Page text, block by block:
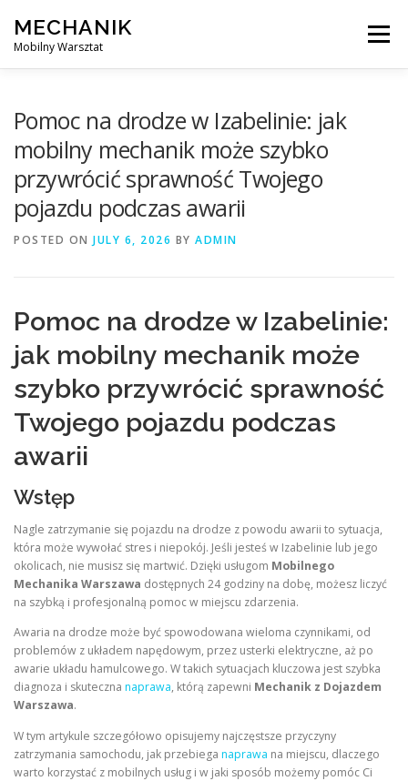
content
MECHANIK
Mobilny Warsztat
Menu
KONTAKT
Pomoc na drodze w Izabelinie: jak
mobilny mechanik może szybko
przywrócić sprawność Twojego
pojazdu podczas awarii
POSTED ON JULY 6, 2026 BY ADMIN
Pomoc na drodze w Izabelinie:
jak mobilny mechanik może
szybko przywrócić sprawność
Twojego pojazdu podczas
awarii
Wstęp
Nagle zatrzymanie się pojazdu na drodze z powodu awarii to sytuacja,
która może wywołać stres i niepokój. Jeśli jesteś w Izabelinie lub jego
okolicach, nie musisz się martwić. Dzięki usługom Mobilnego
Mechanika Warszawa dostępnych 24 godziny na dobę, możesz liczyć
na szybką i profesjonalną pomoc w miejscu zdarzenia.
Awaria na drodze może być spowodowana wieloma czynnikami, od
problemów z układem napędowym, przez usterki elektryczne, aż po
awarie układu hamulcowego. W takich sytuacjach kluczowa jest szybka
diagnoza i skuteczna naprawa, którą zapewni Mechanik z Dojazdem
Warszawa.
W tym artykule szczegółowo opisujemy najczęstsze przyczyny
zatrzymania samochodu, jak przebiega naprawa na miejscu, dlaczego
warto korzystać z mobilnych usług i w jaki sposób możemy pomóc Ci